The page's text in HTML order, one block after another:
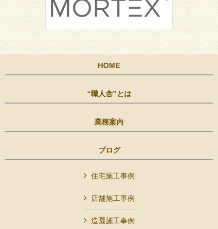
HOME
“職人舎”とは
業務案内
ブログ
住宅施工事例
店舗施工事例
造園施工事例